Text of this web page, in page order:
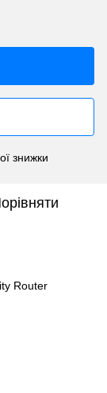
знижки
Router